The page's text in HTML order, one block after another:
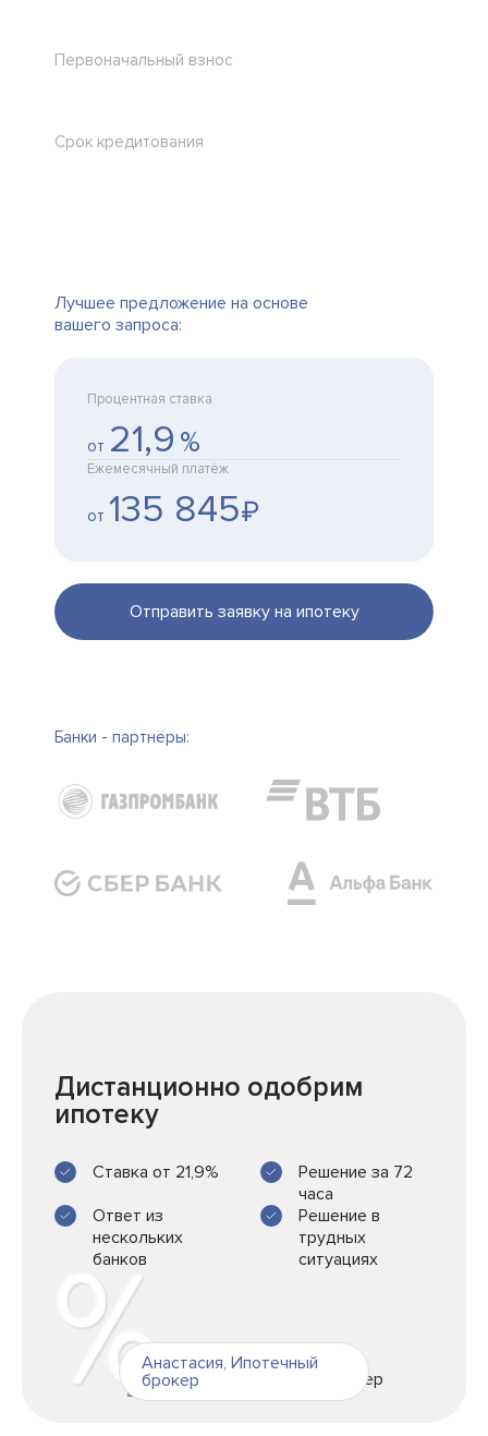
Первоначальный взнос
Срок кредитования
Лучшее предложение на основе
вашего запроса:
Процентная ставка
от 21,9 %
Ежемесячный платёж
от 135 845₽
Отправить заявку на ипотеку
Банки - партнёры:
Дистанционно одобрим
ипотеку
Ставка от 21,9%
Решение за 72
часа
Ответ из
нескольких
банков
Решение в
трудных
ситуациях
Анастасия, Ипотечный
брокер